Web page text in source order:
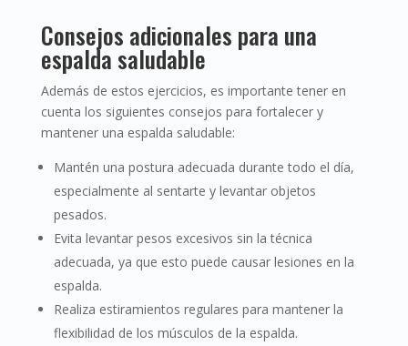
Consejos adicionales para una
espalda saludable
Además de estos ejercicios, es importante tener en
cuenta los siguientes consejos para fortalecer y
mantener una espalda saludable:
Mantén una postura adecuada durante todo el día,
especialmente al sentarte y levantar objetos
pesados.
Evita levantar pesos excesivos sin la técnica
adecuada, ya que esto puede causar lesiones en la
espalda.
Realiza estiramientos regulares para mantener la
flexibilidad de los músculos de la espalda.